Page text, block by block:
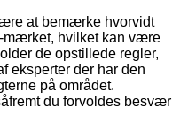
at bemærke hvorvidt
mærket, hvilket kan være
de opstillede regler,
eksperter der har den
på området.
du forvoldes besvær